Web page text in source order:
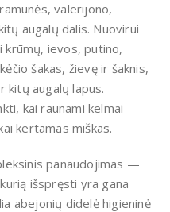
valerijono,
augalų dalis. Nuovirui
ievos, putino,
šakas, žievę ir šaknis,
kitų augalų lapus.
kai raunami kelmai
kertamas miškas.
panaudojimas —
išspręsti yra gana
abejonių didelė higieninė